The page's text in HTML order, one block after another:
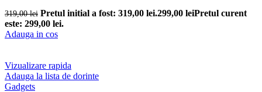
319,00lei Pretul initial a fost: 319,00 lei.299,00 leiPretul curent
este: 299,00 lei.
Adauga in cos
Vizualizare rapida
Adauga la lista de dorinte
Gadgets